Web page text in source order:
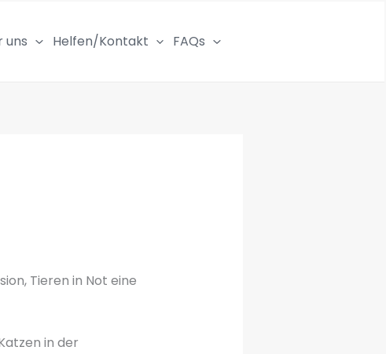
uns Helfen/Kontakt FAQs
Tieren in Not eine
in der